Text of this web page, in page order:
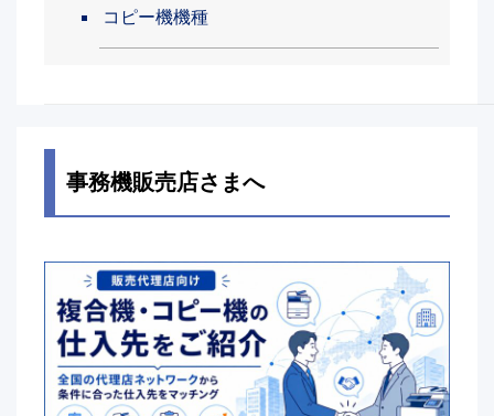
コピー機機種
事務機販売店さまへ